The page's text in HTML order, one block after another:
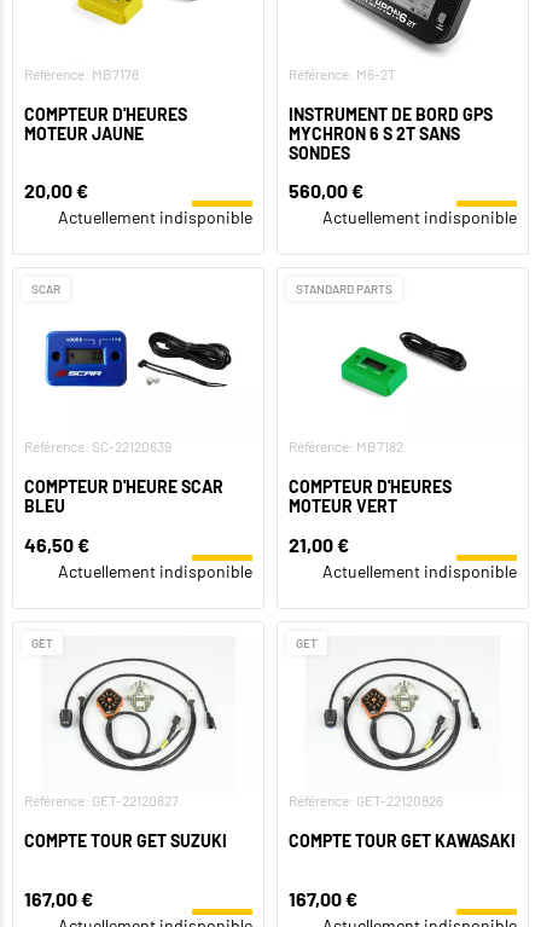
Référence: MB7178
COMPTEUR D'HEURES
MOTEUR JAUNE
20,00 €
Actuellement indisponible
Référence: M6-2T
INSTRUMENT DE BORD GPS
MYCHRON 6 S 2T SANS
SONDES
560,00 €
Actuellement indisponible
SCAR
Référence: SC-22120639
COMPTEUR D'HEURE SCAR
BLEU
46,50 €
Actuellement indisponible
STANDARD PARTS
Référence: MB7182
COMPTEUR D'HEURES
MOTEUR VERT
21,00 €
Actuellement indisponible
GET
Référence: GET-22120827
COMPTE TOUR GET SUZUKI
167,00 €
GET
Référence: GET-22120826
COMPTE TOUR GET KAWASAKI
167,00 €